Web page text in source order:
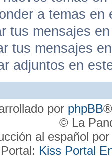
a temas en
tus mensajes
tus mensajes
adjuntos en
por phpBB
© La
al español
Portal: Kiss Portal